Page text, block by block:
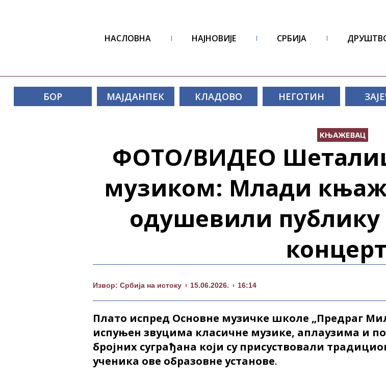
НАСЛОВНА НАЈНОВИЈЕ СРБИЈА
БОР МАЈДАНПЕК КЛАДОВО НЕГОТИН
КЊАЖЕВАЦ
ФОТО/ВИДЕО
музиком: Млади
одушевили
Извор: Србија на истоку 15.06.2026. 16:14
Плато испред Основне музичке школе „Предраг
испуњен звуцима класичне музике, аплаузима и
бројних суграђана који су присуствовали
ученика ове образовне установе.